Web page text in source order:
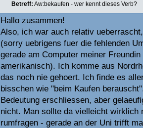
Betreff: Aw:bekaufen - wer kennt dieses Verb?
Hallo zusammen!
Also, ich war auch relativ
(sorry uebrigens fuer die fehlenden
gerade am Computer meiner
amerikanisch). Ich komme aus
das noch nie gehoert. Ich finde es
bisschen wie "beim Kaufen
Bedeutung erschliessen, aber
nicht. Man sollte da vielleicht wirklich
rumfragen - gerade an der Uni trifft